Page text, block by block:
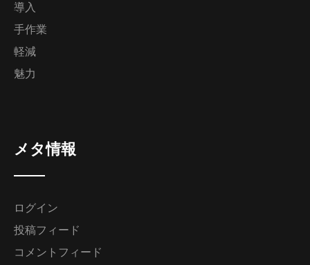
導入
手作業
軽減
魅力
メタ情報
ログイン
投稿フィード
コメントフィード